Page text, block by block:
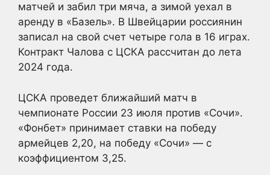
матчей и забил три мяча, а зимой уехал в
аренду в «Базель». В Швейцарии россиянин
записал на свой счет четыре гола в 16 играх.
Контракт Чалова с ЦСКА рассчитан до лета
2024 года.
ЦСКА проведет ближайший матч в
чемпионате России 23 июля против «Сочи».
«Фонбет» принимает ставки на победу
армейцев 2,20, на победу «Сочи» — с
коэффициентом 3,25.